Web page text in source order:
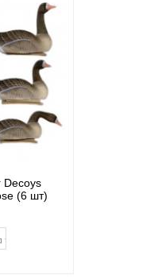
Decoys
(6 шт)